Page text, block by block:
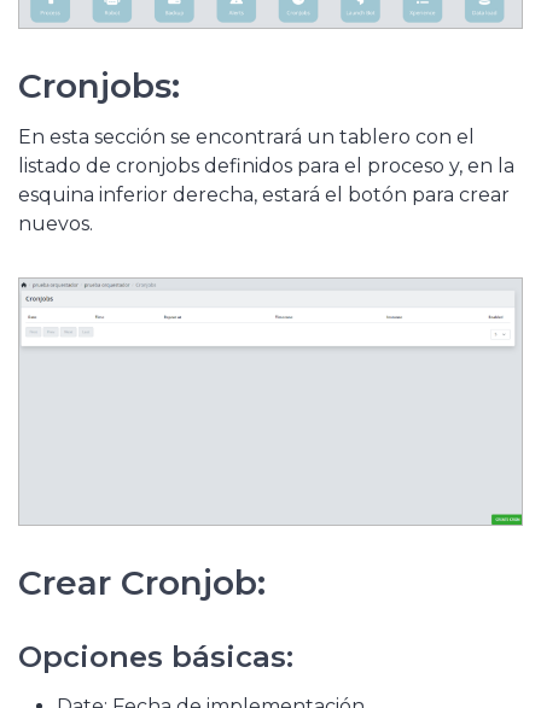
Cronjobs:
En esta sección se encontrará un tablero con el
listado de cronjobs definidos para el proceso y, en la
esquina inferior derecha, estará el botón para crear
nuevos.
Crear Cronjob:
Opciones básicas: